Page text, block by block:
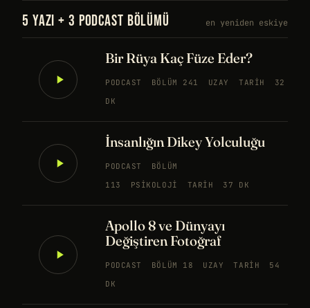
5 YAZI + 3 PODCAST BÖLÜMÜ en yeniden eskiye
Bir Rüya Kaç Füze Eder?
PODCAST BÖLÜM 241 UZAY TARIH
32
DK
İnsanlığın Dikey Yolculuğu
PODCAST
BÖLÜM
113
PSIKOLOJI TARIH 37 DK
Apollo 8 ve Dünyayı
Değiştiren Fotoğraf
PODCAST BÖLÜM 18 UZAY TARIH
54
DK